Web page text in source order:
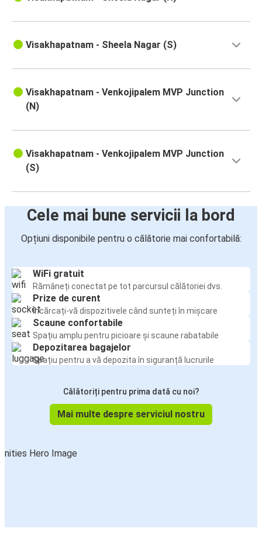
Visakhapatnam - Sheela Nagar (S)
Visakhapatnam - Venkojipalem MVP Junction
(N)
Visakhapatnam - Venkojipalem MVP Junction
(S)
Cele mai bune servicii la bord
Opțiuni disponibile pentru o călătorie mai confortabilă:
WiFi gratuit
Rămâneți conectat pe tot parcursul călătoriei dvs.
Prize de curent
Încărcați-vă dispozitivele când sunteți în mișcare
Scaune confortabile
Spațiu amplu pentru picioare și scaune rabatabile
Depozitarea bagajelor
Spațiu pentru a vă depozita în siguranță lucrurile
Călătoriți pentru prima dată cu noi?
Mai multe despre serviciul nostru